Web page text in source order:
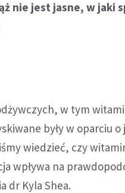
nie jest jasne, w jaki
w tym
były w oparciu o
wiedzieć, czy
wpływa na
dr Kyla Shea.